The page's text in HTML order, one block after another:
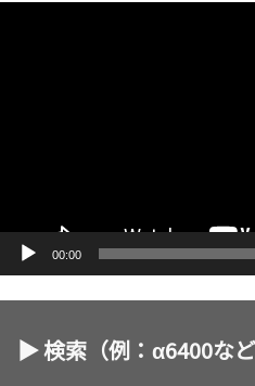
00:00
▶︎ 検索（例：α6400など